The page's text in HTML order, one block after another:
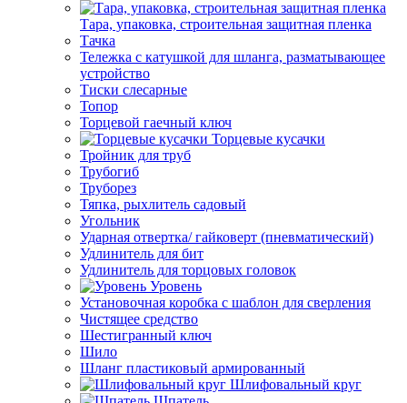
Тара, упаковка, строительная защитная пленка
Тачка
Тележка с катушкой для шланга, разматывающее
устройство
Тиски слесарные
Топор
Торцевой гаечный ключ
Торцевые кусачки
Тройник для труб
Трубогиб
Труборез
Тяпка, рыхлитель садовый
Угольник
Ударная отвертка/ гайковерт (пневматический)
Удлинитель для бит
Удлинитель для торцовых головок
Уровень
Установочная коробка с шаблон для сверления
Чистящее средство
Шестигранный ключ
Шило
Шланг пластиковый армированный
Шлифовальный круг